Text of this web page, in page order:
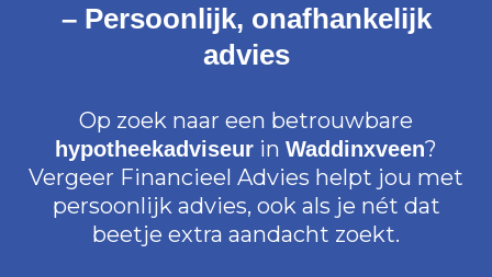
– Persoonlijk, onafhankelijk
advies
Op zoek naar een betrouwbare
hypotheekadviseur in Waddinxveen?
Vergeer Financieel Advies helpt jou met
persoonlijk advies, ook als je nét dat
beetje extra aandacht zoekt.